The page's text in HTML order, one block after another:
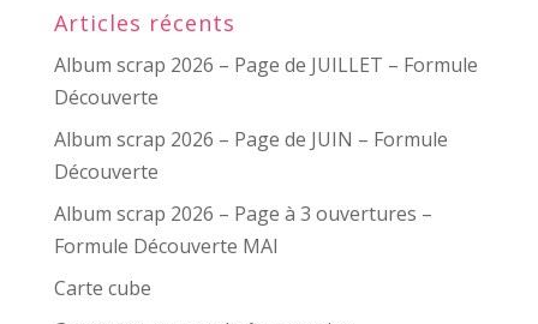
Articles récents
Album scrap 2026 – Page de JUILLET – Formule
Découverte
Album scrap 2026 – Page de JUIN – Formule
Découverte
Album scrap 2026 – Page à 3 ouvertures –
Formule Découverte MAI
Carte cube